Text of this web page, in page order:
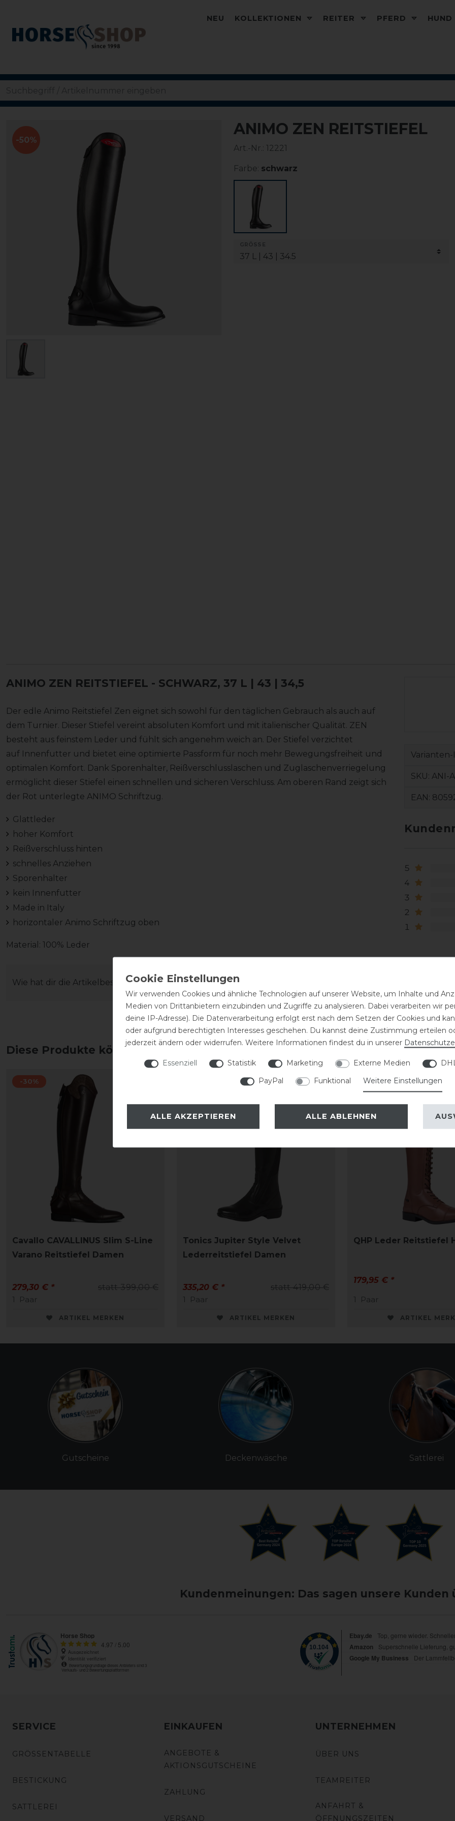
NEU KOLLEKTIONEN REITER PFERD HUND
-50%
ANIMO ZEN REITSTIEFEL
Art.-Nr.: 12221
Farbe: schwarz
ANIMO ZEN REITSTIEFEL - SCHWARZ, 37 L | 43 | 34,5
Der edle Animo Reitstiefel Zen eignet sich sowohl für den täglichen Gebrauch als auch auf
dem Turnier. Dieser Stiefel vereint absoluten Komfort und mit italienischer Qualität. ZEN
besteht aus feinstem Leder und fühlt sich angenehm weich an. Der Stiefel verzichtet
auf Innenfutter und bietet eine optimierte Passform für noch mehr Bewegungsfreiheit und
optimalen Komfort. Dank Sporenhalter, Reißverschlusslaschen und Zuglaschenverriegelung
ermöglicht dieser Stiefel einen schnellen und sicheren Verschluss. Am oberen Rand zeigt sich
der Rot unterlegte ANIMO Schriftzug.
Glattleder
hoher Komfort
Reißverschluss hinten
schnelles Anziehen
Sporenhalter
kein Innenfutter
Made in Italy
horizontaler Animo Schriftzug oben
Material: 100% Leder
Wie hat dir die Artikelbeschreibung gefallen?
SKU: ANI-
EAN:
5
4
3
2
1
Diese Produkte könnten dich auch interessieren
-30%
Cavallo CAVALLINUS Slim S-Line
Varano Reitstiefel Damen
statt 399,00 €
279,30 € *
1
Paar
ARTIKEL MERKEN
Tonics Jupiter Style Velvet
Lederreitstiefel Damen
statt 419,00 €
335,20 € *
1
Paar
ARTIKEL MERKEN
QHP Leder Reitstiefel
179,95 € *
1
Paar
ARTIKEL
Gutscheine Deckenwäsche Sattlerei
Kundenmeinungen: Das sagen unsere Kunden
SERVICE
GRÖSSENTABELLE
BESTICKUNG
SATTLEREI
EINKAUFEN
ANGEBOTE &
AKTIONSGUTSCHEINE
ZAHLUNG
VERSAND
UNTERNEHMEN
ÜBER UNS
TEAMREITER
ANFAHRT &
ÖFFNUNGSZEITEN
Wir verwenden Cookies und ähnliche Technologien auf unserer Website, um Inhalte und
Medien von Drittanbietern einzubinden und Zugriffe zu analysieren. Dabei verarbeiten wir
deine IP-Adresse). Die Datenverarbeitung erfolgt erst nach dem Setzen der Cookies und
oder aufgrund berechtigten Interesses geschehen. Du kannst deine Zustimmung erteilen
jederzeit ändern oder widerrufen. Weitere Informationen findest du in unserer
Essenziell Statistik Marketing Externe Medien
PayPal
Funktional Weitere Einstellungen
ALLE AKZEPTIEREN ALLE ABLEHNEN